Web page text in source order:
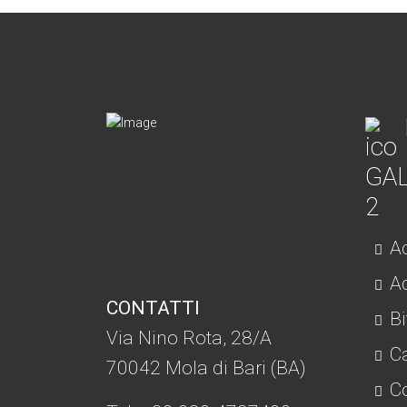
CONTATTI
Via Nino Rota, 28/A
70042 Mola di Bari (BA)